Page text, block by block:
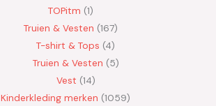
TOPitm 1
Truien & Vesten 167
T-shirt & Tops 4
Truien & Vesten 5
Vest 14
Kinderkleding merken 1059